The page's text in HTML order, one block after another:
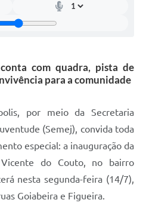
com quadra, pista de
para a comunidade
por meio da Secretaria
(Semej), convida toda
especial: a inauguração da
Vicente do Couto, no bairro
nesta segunda-feira (14/7),
Goiabeira e Figueira.